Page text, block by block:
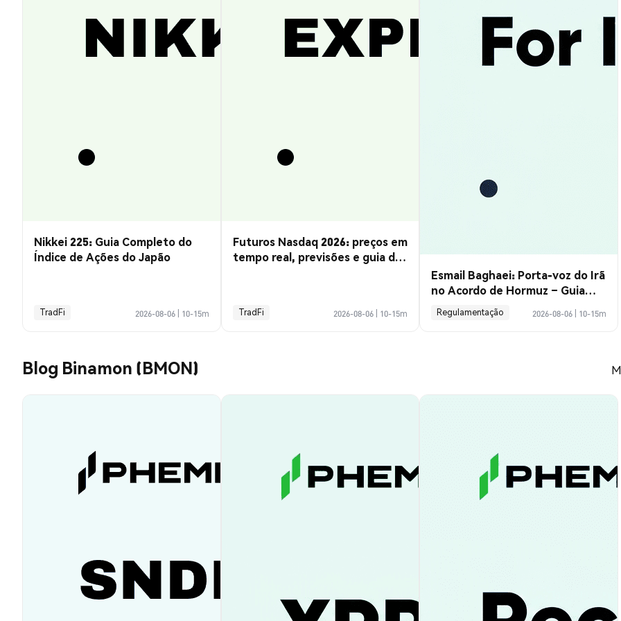
Nikkei 225: Guia Completo do
Índice de Ações do Japão
TradFi 2026-08-06 10-15m
Futuros Nasdaq 2026: preços em
tempo real, previsões e guia de
TradFi 2026-08-06 10-15m
Esmail Baghaei: Porta-voz do Irã
no Acordo de Hormuz – Guia
Completo
Regulamentação 2026-08-06 10-15m
Blog Binamon (BMON)